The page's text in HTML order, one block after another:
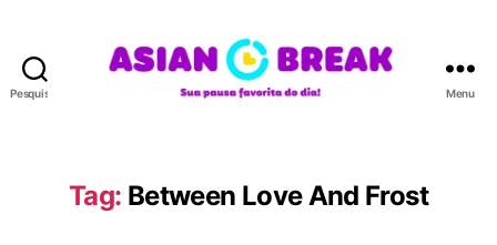
Pesquisar
A
N
Menu
Tag: Between Love And Frost